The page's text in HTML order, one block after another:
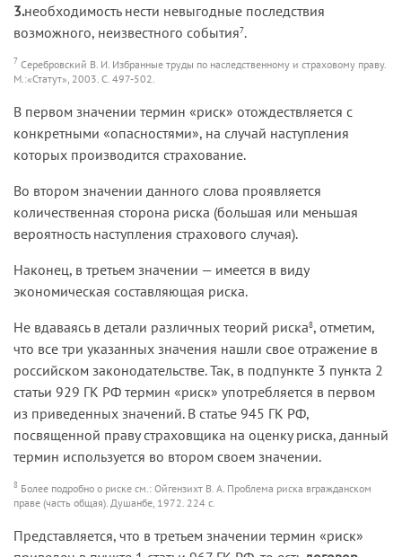
3.необходимость нести невыгодные последствия
возможного, неизвестного события7.
7 Серебровский В. И. Избранные труды по наследственному и страховому праву.
М.:«Статут», 2003. С. 497-502.
В первом значении термин «риск» отождествляется с
конкретными «опасностями», на случай наступления
которых производится страхование.
Во втором значении данного слова проявляется
количественная сторона риска (большая или меньшая
вероятность наступления страхового случая).
Наконец, в третьем значении — имеется в виду
экономическая составляющая риска.
Не вдаваясь в детали различных теорий риска8, отметим,
что все три указанных значения нашли свое отражение в
российском законодательстве. Так, в подпункте 3 пункта 2
статьи 929 ГК РФ термин «риск» употребляется в первом
из приведенных значений. В статье 945 ГК РФ,
посвященной праву страховщика на оценку риска, данный
термин используется во втором своем значении.
8 Более подробно о риске см.: Ойгензихт В. А. Проблема риска вгражданском
праве (часть общая). Душанбе, 1972. 224 с.
Представляется, что в третьем значении термин «риск»